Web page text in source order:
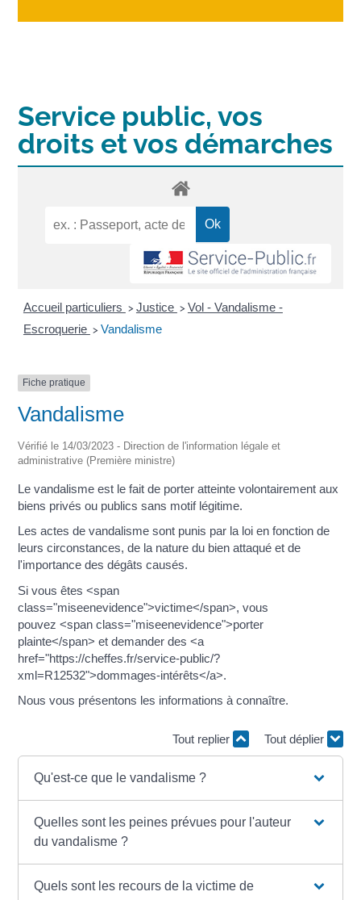
Service public, vos
droits et vos démarches
Accueil particuliers > Justice > Vol - Vandalisme -
Escroquerie > Vandalisme
Fiche pratique
Vandalisme
Vérifié le 14/03/2023 - Direction de l'information légale et
administrative (Première ministre)
Le vandalisme est le fait de porter atteinte volontairement aux
biens privés ou publics sans motif légitime.
Les actes de vandalisme sont punis par la loi en fonction de
leurs circonstances, de la nature du bien attaqué et de
l'importance des dégâts causés.
Si vous êtes <span
class="miseenevidence">victime</span>, vous
pouvez <span class="miseenevidence">porter
plainte</span> et demander des <a
href="https://cheffes.fr/service-public/?
xml=R12532">dommages-intérêts</a>.
Nous vous présentons les informations à connaître.
Tout replier Tout déplier
Qu'est-ce que le vandalisme ?
Quelles sont les peines prévues pour l'auteur
du vandalisme ?
Quels sont les recours de la victime de